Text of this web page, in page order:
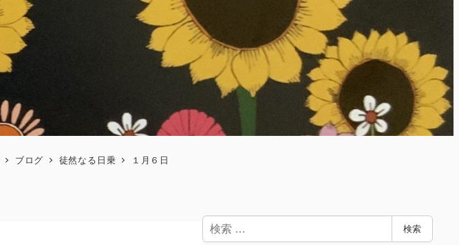
ブログ 徒然なる日乗 １月６日
検
索
検索